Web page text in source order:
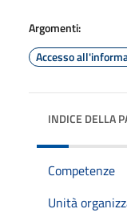
Argomenti:
Accesso
INDICE DELLA
Competenze
Unità